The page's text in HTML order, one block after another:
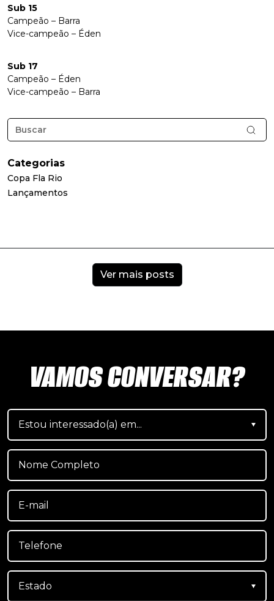
Sub 15
Campeão – Barra
Vice-campeão – Éden
Sub 17
Campeão – Éden
Vice-campeão – Barra
Categorias
Copa Fla Rio
Lançamentos
Ver mais posts
VAMOS CONVERSAR?